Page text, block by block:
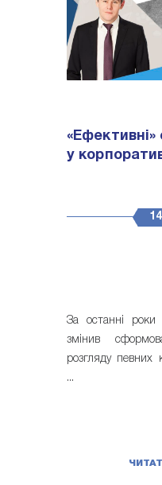
у
За останні роки
змінив
розгляду певних
...